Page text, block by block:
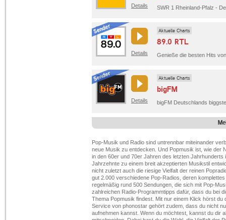
Details
Details
Aktuelle Charts
89.0 RTL
Genieße die besten Hits
Details
Aktuelle Charts
bigFM
Pop-Musik und Radio sind untrennbar miteinander
neue Musik zu entdecken. Und Popmusik ist, wie der
in den 60er und 70er Jahren des letzten
Jahrzehnte zu einem breit akzeptierten Musikstil
nicht zuletzt auch die riesige Vielfalt der reinen
gut 2.000 verschiedene Pop-Radios, deren
regelmäßig rund 500 Sendungen, die sich mit Pop-
zahlreichen Radio-Programmtipps dafür, dass du bei
Thema Popmusik findest. Mit nur einem Klick hörst
Service von phonostar gehört zudem, dass du nicht
aufnehmen kannst. Wenn du möchtest, kannst du dir